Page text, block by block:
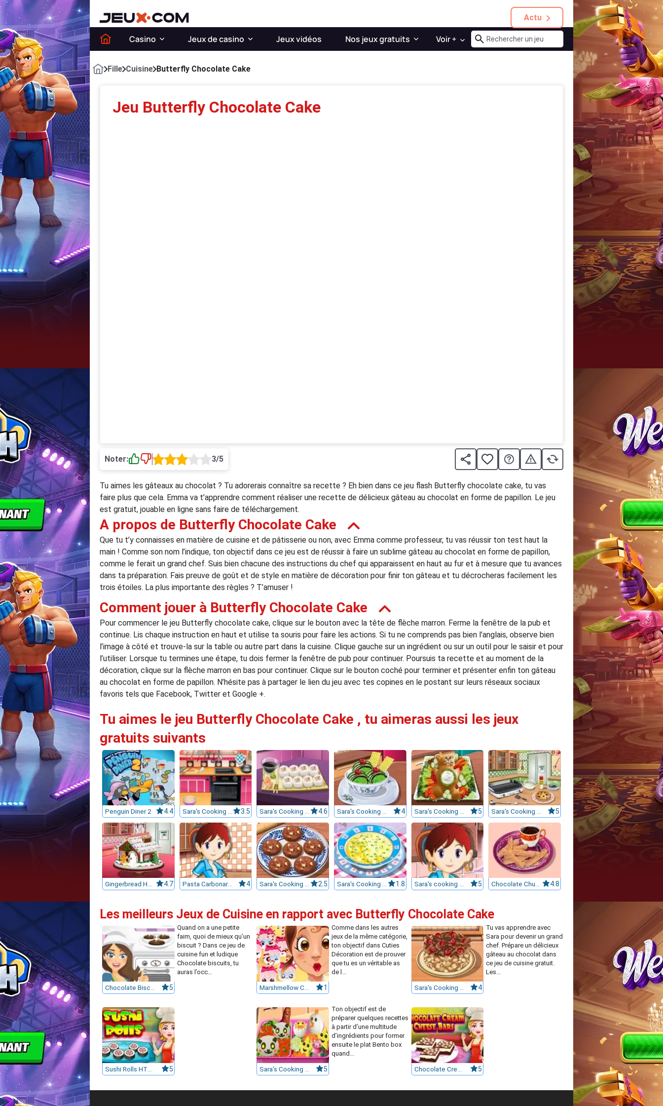
Actu
Casino Jeux de casino Jeux vidéos Nos jeux gratuits Voir +
Fille Cuisine Butterfly Chocolate Cake
Jeu Butterfly Chocolate Cake
Noter: 3/5
Tu aimes les gâteaux au chocolat ? Tu adorerais connaître sa recette ? Eh bien dans ce jeu flash Butterfly chocolate cake, tu vas
faire plus que cela. Emma va t’apprendre comment réaliser une recette de délicieux gâteau au chocolat en forme de papillon. Le jeu
est gratuit, jouable en ligne sans faire de téléchargement.
A propos de Butterfly Chocolate Cake
Que tu t’y connaisses en matière de cuisine et de pâtisserie ou non, avec Emma comme professeur, tu vas réussir ton test haut la
main ! Comme son nom l’indique, ton objectif dans ce jeu est de réussir à faire un sublime gâteau au chocolat en forme de papillon,
comme le ferait un grand chef. Suis bien chacune des instructions du chef qui apparaissent en haut au fur et à mesure que tu avances
dans ta préparation. Fais preuve de goût et de style en matière de décoration pour finir ton gâteau et tu décrocheras facilement les
trois étoiles. La plus importante des règles ? T’amuser !
Comment jouer à Butterfly Chocolate Cake
Pour commencer le jeu Butterfly chocolate cake, clique sur le bouton avec la tête de flèche marron. Ferme la fenêtre de la pub et
continue. Lis chaque instruction en haut et utilise ta souris pour faire les actions. Si tu ne comprends pas bien l’anglais, observe bien
l’image à côté et trouve-la sur la table ou autre part dans la cuisine. Clique gauche sur un ingrédient ou sur un outil pour le saisir et pour
l’utiliser. Lorsque tu termines une étape, tu dois fermer la fenêtre de pub pour continuer. Poursuis ta recette et au moment de la
décoration, clique sur la flèche marron en bas pour continuer. Clique sur le bouton coché pour terminer et présenter enfin ton gâteau
au chocolat en forme de papillon. N’hésite pas à partager le lien du jeu avec tes copines en le postant sur leurs réseaux sociaux
favoris tels que Facebook, Twitter et Google +.
Tu aimes le jeu Butterfly Chocolate Cake , tu aimeras aussi les jeux
gratuits suivants
Penguin Diner 2 4.4 Sara's Cooking Class : Chocolate Cupcakes 3.5 Sara's Cooking Class : California Rolls 4.6 Sara's Cooking Class : Green Tea Ice Cream 4 Sara's Cooking Class : Sweet Bunny Bread 5 Sara's Cooking Class : Pancakes 6134 5
Gingerbread House : Sara's Cooking Class 4.7 Pasta Carbonara : Sara's Cooking Class 4 Sara's Cooking Class: Chocolate Cookies 2.5 Sara's Cooking Class: Chicken Soup 1.8 Sara's cooking class: Lentil Soup 5 Chocolate Churros: Sara's Cooking Class 4.8
Les meilleurs Jeux de Cuisine en rapport avec Butterfly Chocolate Cake
5
Quand on a une petite
faim, quoi de mieux qu’un
biscuit ? Dans ce jeu de
cuisine fun et ludique
Chocolate biscuits, tu
auras l’occ...
1
Comme dans les autres
jeux de la même catégorie,
ton objectif dans Cuties
Décoration est de prouver
que tu es un véritable as
de l...
4
Tu vas apprendre avec
Sara pour devenir un grand
chef. Prépare un délicieux
gâteau au chocolat dans
ce jeu de cuisine gratuit.
Les...
5 5
Ton objectif est de
préparer quelques recettes
à partir d’une multitude
d’ingrédients pour former
ensuite le plat Bento box
quand...
5